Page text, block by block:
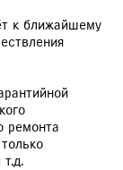
к ближайшему
ремонта